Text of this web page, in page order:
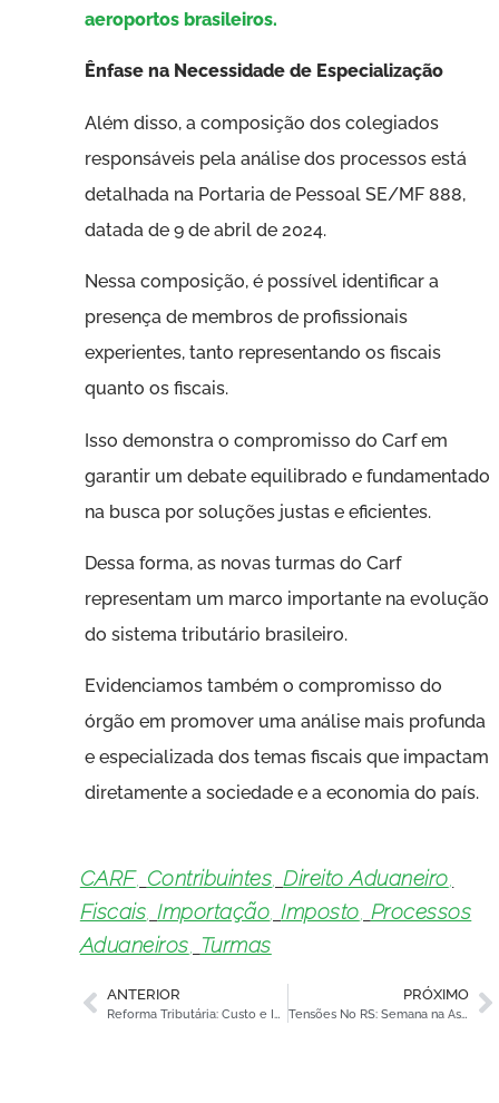
aeroportos brasileiros.
Ênfase na Necessidade de Especialização
Além disso, a composição dos colegiados
responsáveis ​​pela análise dos processos está
detalhada na Portaria de Pessoal SE/MF 888,
datada de 9 de abril de 2024.
Nessa composição, é possível identificar a
presença de membros de profissionais
experientes, tanto representando os fiscais
quanto os fiscais.
Isso demonstra o compromisso do Carf em
garantir um debate equilibrado e fundamentado
na busca por soluções justas e eficientes.
Dessa forma, as novas turmas do Carf
representam um marco importante na evolução
do sistema tributário brasileiro.
Evidenciamos também o compromisso do
órgão em promover uma análise mais profunda
e especializada dos temas fiscais que impactam
diretamente a sociedade e a economia do país.
CARF, Contribuintes ,Direito Aduaneiro
Fiscais ,Importação ,Imposto Processos
Aduaneiros Turmas
ANTERIOR
Reforma Tributária: Custo e Impacto dos Benefícios Fiscais
PRÓXIMO
Tensões No RS: Semana na Assembleia Sobre ICMS e Incentivos